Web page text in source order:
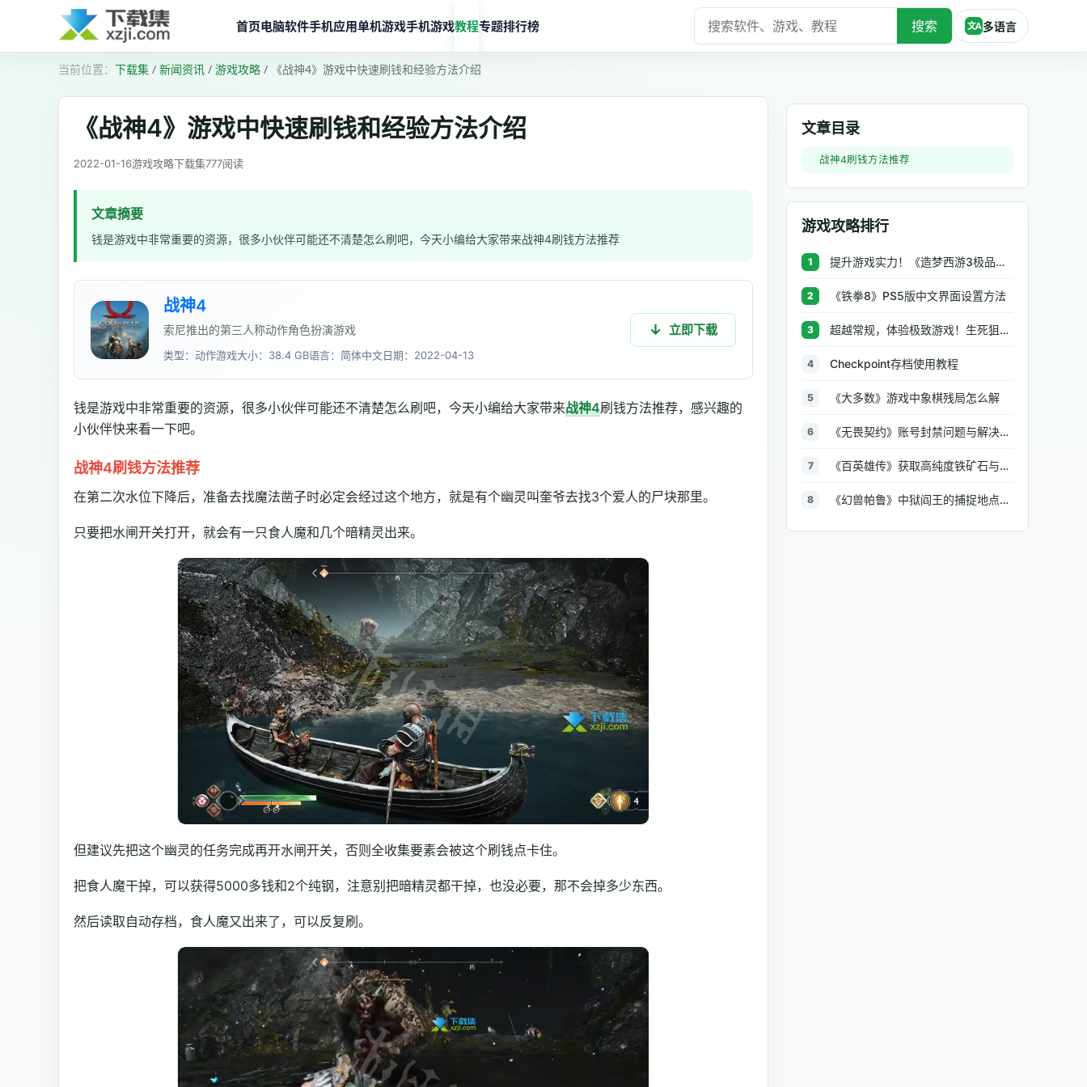
首页电脑软件手机应用单机游戏手机游戏教程专题排行榜 搜索 文A 多语言
下载集 / 新闻资讯 / 游戏攻略 / 《战神4》游戏中快速刷钱和经验方法介绍
《战神4》游戏中快速刷钱和经验方法介绍
2022-01-16游戏攻略下载集777阅读
文章摘要
钱是游戏中非常重要的资源，很多小伙伴可能还不清楚怎么刷吧，今天小编给大家带来战神4刷钱方法推荐
战神4
索尼推出的第三人称动作角色扮演游戏
类型：动作游戏大小：38.4 GB语言：简体中文日期：2022-04-13
立即下载
钱是游戏中非常重要的资源，很多小伙伴可能还不清楚怎么刷吧，今天小编给大家带来战神4刷钱方法推荐，感兴趣的
小伙伴快来看一下吧。
战神4刷钱方法推荐
在第二次水位下降后，准备去找魔法凿子时必定会经过这个地方，就是有个幽灵叫奎爷去找3个爱人的尸块那里。
只要把水闸开关打开，就会有一只食人魔和几个暗精灵出来。
但建议先把这个幽灵的任务完成再开水闸开关，否则全收集要素会被这个刷钱点卡住。
把食人魔干掉，可以获得5000多钱和2个纯钢，注意别把暗精灵都干掉，也没必要，那不会掉多少东西。
然后读取自动存档，食人魔又出来了，可以反复刷。
文章目录
战神4刷钱方法推荐
游戏攻略排行
1 提升游戏实力！《造梦西游3极品辅助》让你秒杀BOSS、逆天属性一键修改
2 《铁拳8》PS5版中文界面设置方法
3 超越常规，体验极致游戏！生死狙击极品辅助工具助你无往不利
4 Checkpoint存档使用教程
5 《大多数》游戏中象棋残局怎么解
6 《无畏契约》账号封禁问题与解决方法汇总
7 《百英雄传》获取高纯度铁矿石与大型铁矿石的地点介绍
8 《幻兽帕鲁》中狱阎王的捕捉地点与策略全解析